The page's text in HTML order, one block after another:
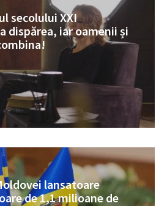
secolului XXI
dispărea, iar oamenii și
lansatoare
de 1,1 milioane de